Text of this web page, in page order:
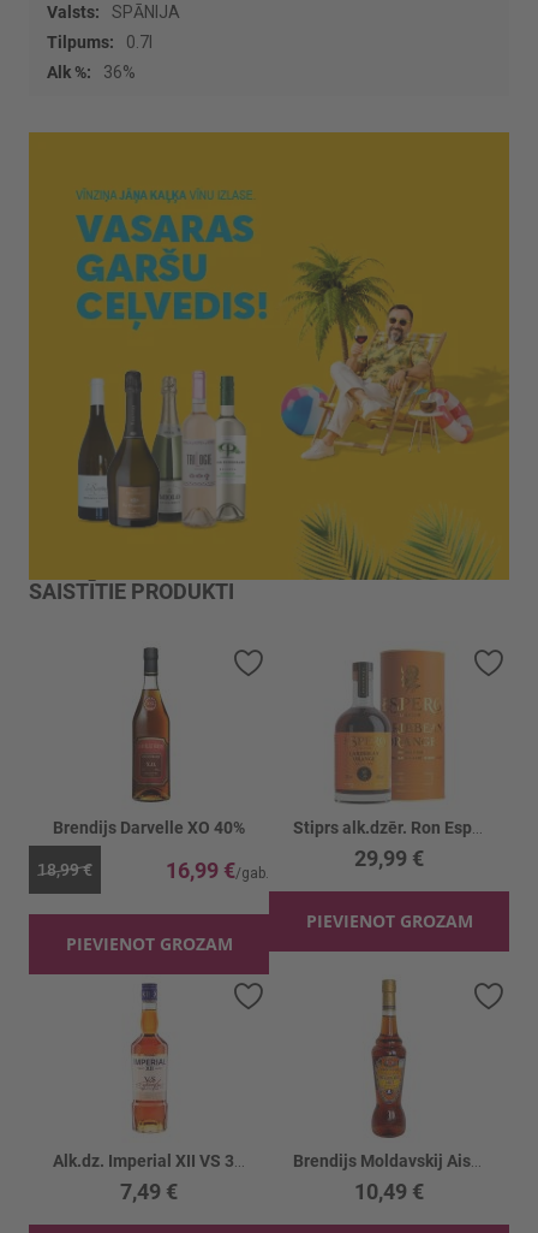
Vairāk
informācijas
SPĀNIJA
0.7l
36%
SAISTĪTIE PRODUKTI
Brendijs Darvelle XO 40%
18,99 € 16,99 €
PIEVIENOT GROZAM
Pievienot vēlmju sarakstam
29,99 €
PIEVIENOT GROZAM
7,49 €
Pievienot vēlmju sarakstam
10,49 €